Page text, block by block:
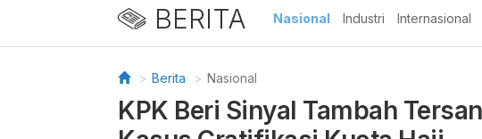
BERITA Nasional Industri Internasional
Berita Nasional
KPK Beri Sinyal Tambah